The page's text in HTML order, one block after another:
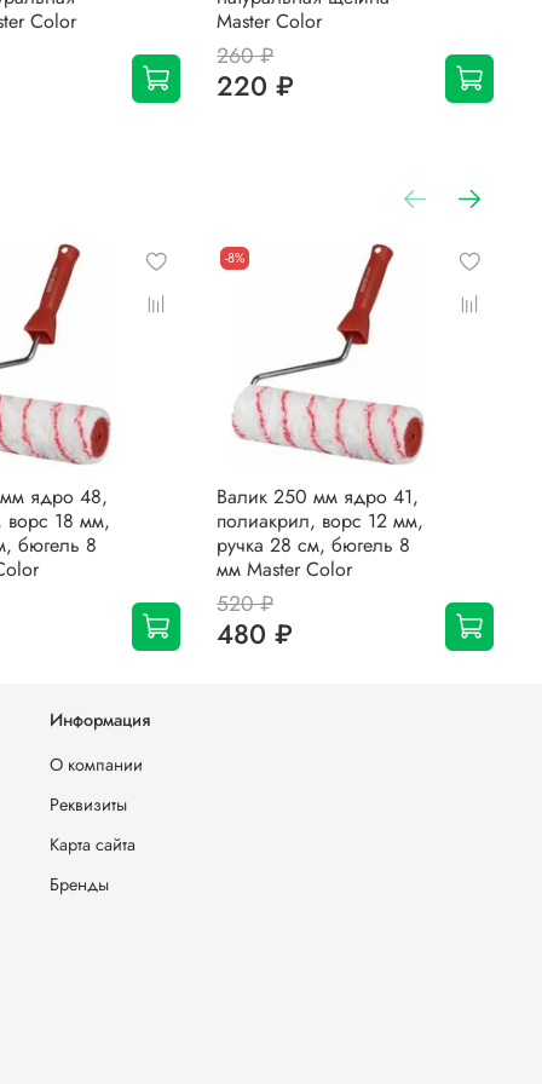
Color
Master Color
260 ₽
220 ₽
ядро 48,
ворс 18 мм,
бюгель 8
-8%
Валик 250 мм ядро 41,
полиакрил, ворс 12 мм,
ручка 28 см, бюгель 8
мм Master Color
520 ₽
480 ₽
Информация
О компании
Реквизиты
Карта сайта
Бренды